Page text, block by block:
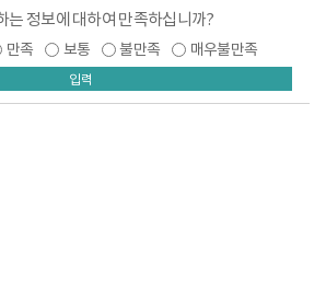
는 정보에 대하여 만족하십니까?
만족 보통 불만족 매우불만족
입력